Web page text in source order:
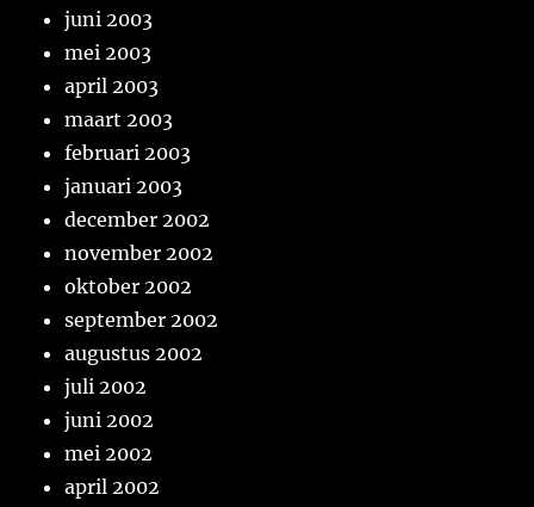
juni 2003
mei 2003
april 2003
maart 2003
februari 2003
januari 2003
december 2002
november 2002
oktober 2002
september 2002
augustus 2002
juli 2002
juni 2002
mei 2002
april 2002